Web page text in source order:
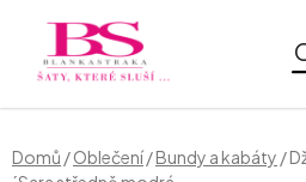
obsah
Domů /Oblečení/Bundy a kabáty /